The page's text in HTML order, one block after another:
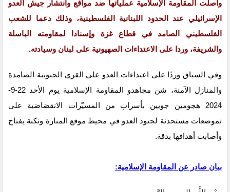
واصلت المقاومة الإسلامية عملياتها ضد مواقع وانتشار جيش العدو
الإسرائيلي عند الحدود اللبنانية الفلسطينية، وذلك دعما للشعب
الفلسطيني الصامد في قطاع غزة وإسنادا لمقاومته الباسلة
‌‌‏والشريفة، وردا على الاعتداءات الصهيونية على لبنان وسيادته.
وفي السياق وردًا على ‏اعتداءات العدو على القرى الجنوبية الصامدة
والمنازل الآمنة، شن مجاهدو المقاومة الإسلامية يوم ‏الأحد 22-9-
2024 هجومين جويين بأسراب من المسيّرات الانقضاضية على
تموضعات مستحدثة ‏لجنود العدو في محيط موقع المنارة وثكنة يفتاح
وأصابت أهدافها بدقة.‏
بيان صادر عن المقاومة الإسلامية:‏